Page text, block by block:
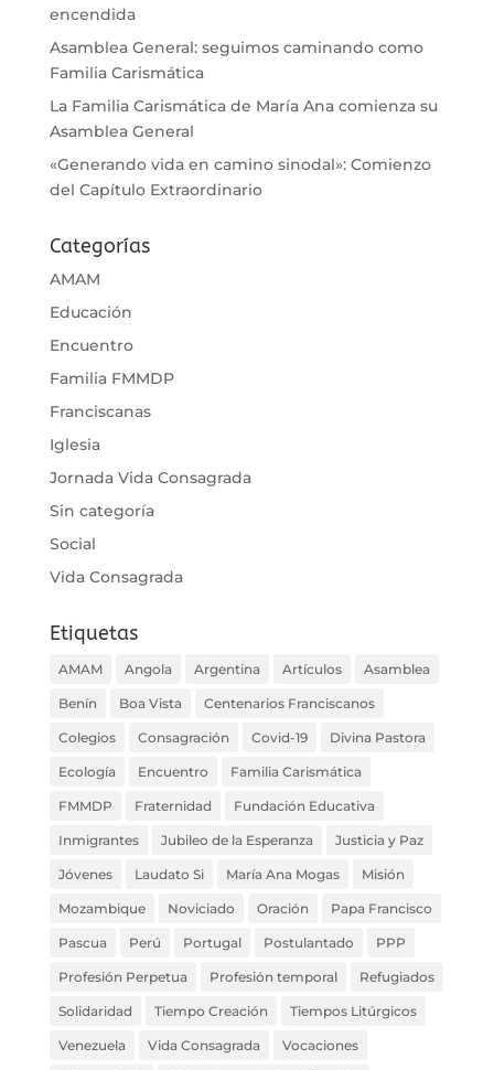
encendida
Asamblea General: seguimos caminando como
Familia Carismática
La Familia Carismática de María Ana comienza su
Asamblea General
«Generando vida en camino sinodal»: Comienzo
del Capítulo Extraordinario
Categorías
AMAM
Educación
Encuentro
Familia FMMDP
Franciscanas
Iglesia
Jornada Vida Consagrada
Sin categoría
Social
Vida Consagrada
Etiquetas
AMAM Angola Argentina Artículos Asamblea
Benín Boa Vista Centenarios Franciscanos
Colegios Consagración Covid-19 Divina Pastora
Ecología Encuentro Familia Carismática
FMMDP Fraternidad Fundación Educativa
Inmigrantes Jubileo de la Esperanza Justicia y Paz
Jóvenes Laudato Si María Ana Mogas Misión
Mozambique Noviciado Oración Papa Francisco
Pascua Perú Portugal Postulantado PPP
Profesión Perpetua Profesión temporal Refugiados
Solidaridad Tiempo Creación Tiempos Litúrgicos
Venezuela Vida Consagrada Vocaciones